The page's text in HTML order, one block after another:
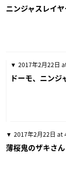
ニンジャスレイヤ
2017年2月22日
ドーモ、ニンジ
2017年2月22日 at
薄桜鬼のザキさん